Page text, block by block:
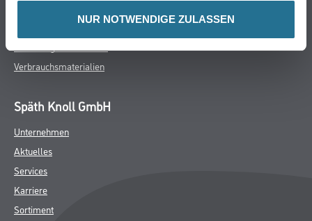
NUR NOTWENDIGE ZULASSEN
Wand- & Deckenbeläge
Verbrauchsmaterialien
Späth Knoll GmbH
Unternehmen
Aktuelles
Services
Karriere
Sortiment